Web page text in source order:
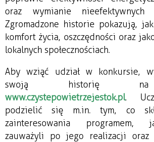
oraz wymianie nieefektywnych
Zgromadzone historie pokazują,
komfort życia, oszczędności oraz
lokalnych społecznościach.
Aby wziąć udział w konkursie,
www.czystepowietrzejestok.pl.
podzielić się m.in. tym, co
zainteresowania programem,
zauważyli po jego realizacji oraz